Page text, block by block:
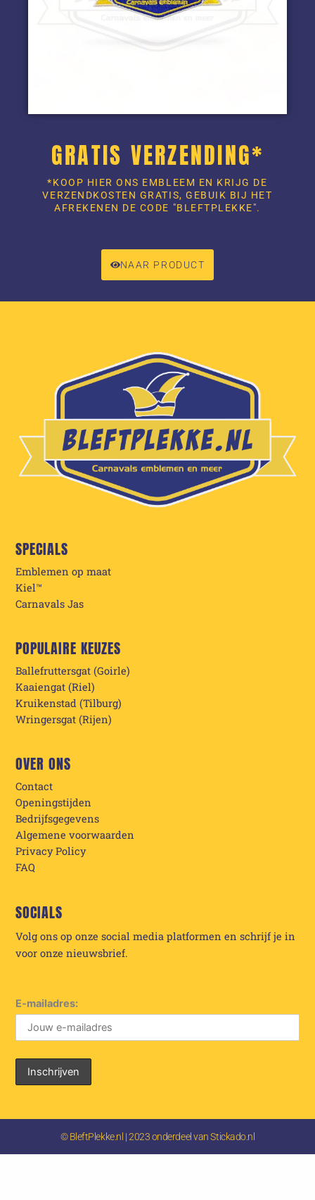
GRATIS VERZENDING*
*KOOP HIER ONS EMBLEEM EN KRIJG DE
VERZENDKOSTEN GRATIS, GEBUIK BIJ HET
AFREKENEN DE CODE "BLEFTPLEKKE".
NAAR PRODUCT
SPECIALS
Emblemen op maat
Kiel™
Carnavals Jas
POPULAIRE KEUZES
Ballefruttersgat (Goirle)
Kaaiengat (Riel)
Kruikenstad (Tilburg)
Wringersgat (Rijen)
OVER ONS
Contact
Openingstijden
Bedrijfsgegevens
Algemene voorwaarden
Privacy Policy
FAQ
SOCIALS
Volg ons op onze social media platformen en schrijf je in
voor onze nieuwsbrief.
E-mailadres:
© BleftPlekke.nl | 2023 onderdeel van Stickado.nl